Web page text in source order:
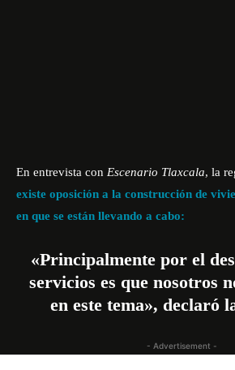
En entrevista con Escenario Tlaxcala, la
existe oposición a la construcción de
en que se están llevando a cabo:
«Principalmente por el
servicios es que nosotros
en este tema», declaró
- Advertisement -